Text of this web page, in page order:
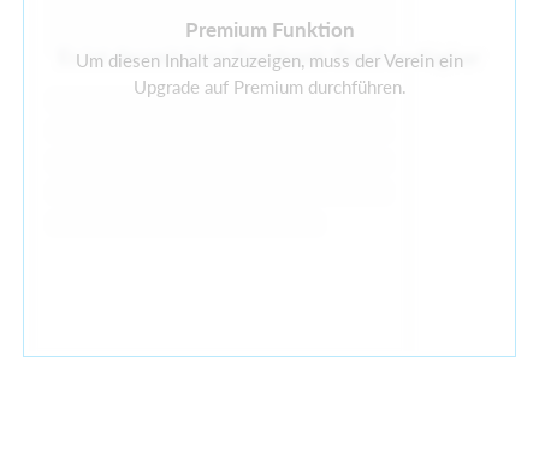
Premium Funktion
Um diesen Inhalt anzuzeigen, muss der Verein ein
Upgrade auf Premium durchführen.
Es ist derzeit kein Facebook-Feed verfügbar